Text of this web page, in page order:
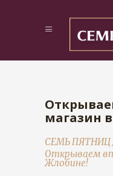
магазин
СЕМЬ ПЯТНИЦ
Открываем
Жлобине!